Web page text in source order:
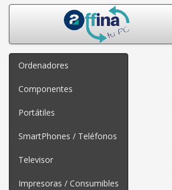
Ordenadores
Componentes
Portátiles
SmartPhones / Teléfonos
Televisor
Impresoras / Consumibles